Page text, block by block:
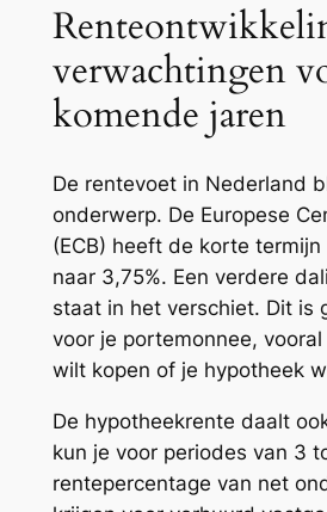
verwachtingen
komende jaren
De rentevoet in Nederland
onderwerp. De Europese
(ECB) heeft de korte
naar 3,75%. Een verdere
staat in het verschiet. Dit is
voor je portemonnee,
wilt kopen of je hypotheek
De hypotheekrente daalt
kun je voor periodes van 3
rentepercentage van net